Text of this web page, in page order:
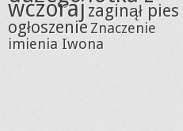
wczoraj zaginął pies
ogłoszenieZnaczenie
imienia Iwona